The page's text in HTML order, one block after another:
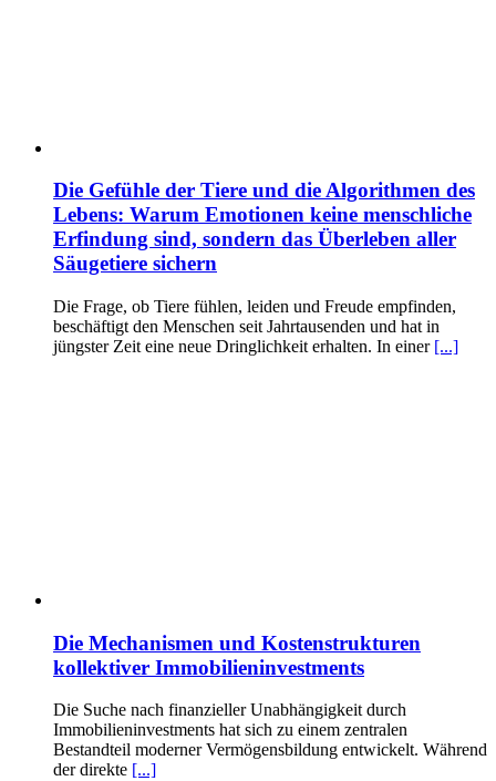
Die Gefühle der Tiere und die Algorithmen des
Lebens: Warum Emotionen keine menschliche
Erfindung sind, sondern das Überleben aller
Säugetiere sichern
Die Frage, ob Tiere fühlen, leiden und Freude empfinden,
beschäftigt den Menschen seit Jahrtausenden und hat in
jüngster Zeit eine neue Dringlichkeit erhalten. In einer [...]
Die Mechanismen und Kostenstrukturen
kollektiver Immobilieninvestments
Die Suche nach finanzieller Unabhängigkeit durch
Immobilieninvestments hat sich zu einem zentralen
Bestandteil moderner Vermögensbildung entwickelt. Während
der direkte [...]